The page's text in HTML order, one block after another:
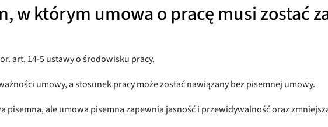
w którym umowa o pracę musi zostać
art. 14-5 ustawy o środowisku pracy.
umowy, a stosunek pracy może zostać nawiązany bez pisemnej umowy.
pisemna, ale umowa pisemna zapewnia jasność i przewidywalność oraz